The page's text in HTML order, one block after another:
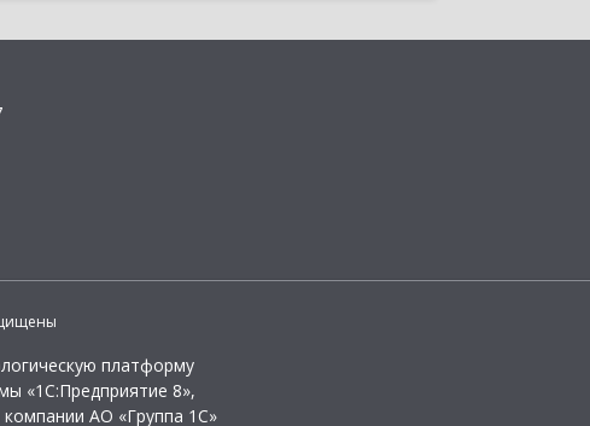
платформу
«1С:Предприятие 8»,
АО «Группа 1С»